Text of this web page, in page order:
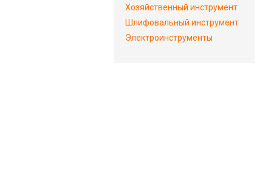
Хозяйственный инструмент
Шлифовальный инструмент
Электроинструменты